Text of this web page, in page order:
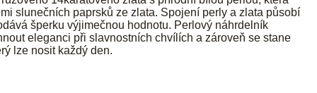
slunečních paprsků ze zlata. Spojení perly a zlata působí
šperku výjimečnou hodnotu. Perlový náhrdelník
eleganci při slavnostních chvílích a zároveň se stane
lze nosit každý den.